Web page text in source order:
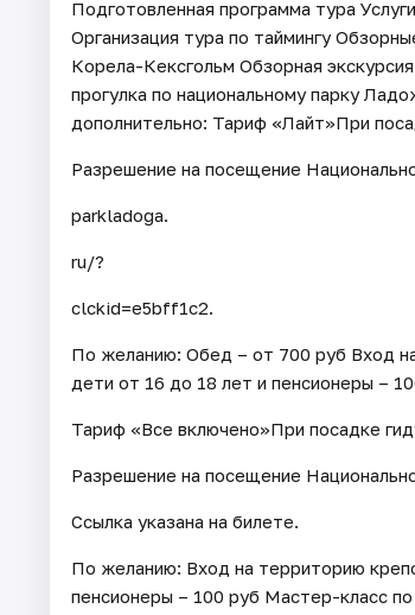
Подготовленная программа тура
Организация тура по таймингу
Корела-Кексгольм Обзорная
прогулка по национальному парку
дополнительно: Тариф «Лайт»При
Разрешение на посещение
parkladoga.
ru/?
clckid=e5bff1c2.
По желанию: Обед – от 700 руб Вход
дети от 16 до 18 лет и пенсионеры –
Тариф «Все включено»При посадке
Разрешение на посещение
Ссылка указана на билете.
По желанию: Вход на территорию
пенсионеры – 100 руб Мастер-класс